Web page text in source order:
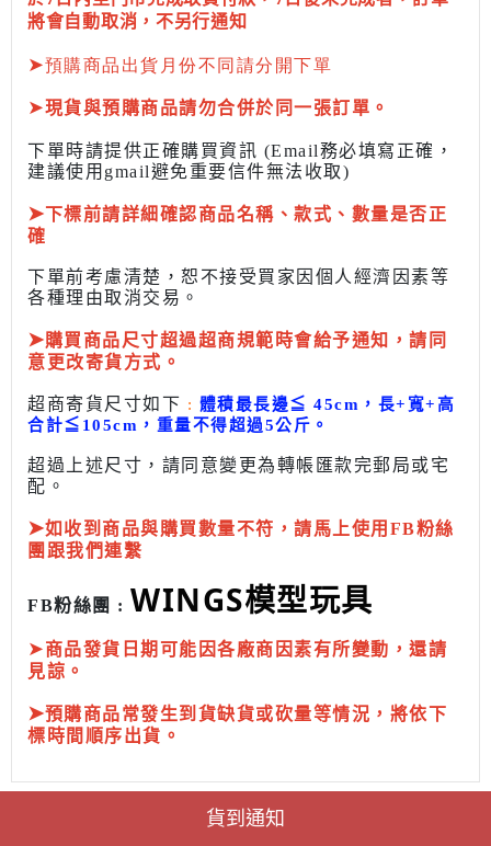
將會自動取消，不另行通知
➤預購商品出貨月份不同請分開下單
➤現貨與預購商品請勿合併於同一張訂單。
下單時請提供正確購買資訊 (Email務必填寫正確，
建議使用gmail避免重要信件無法收取)
➤下標前請詳細確認商品名稱、款式、數量是否正
確
下單前考慮清楚，恕不接受買家因個人經濟因素等
各種理由取消交易。
➤購買商品尺寸超過超商規範時會給予通知，請同
意更改寄貨方式。
超商寄貨尺寸如下 : 體積最長邊≦ 45cm，長+寬+高
合計≦ 105cm， 重量不得超過5公斤 。
超過上述尺寸，請同意變更為轉帳匯款完郵局或宅
配 。
➤如收到商品與購買數量不符，請馬上使用FB粉絲
團跟我們連繫
FB粉絲團 : WINGS模型玩具
➤商品發貨日期可能因各廠商因素有所變動，還請
見諒。
➤預購商品常發生到貨缺貨或砍量等情況，將依下
標時間順序出貨。
貨到通知